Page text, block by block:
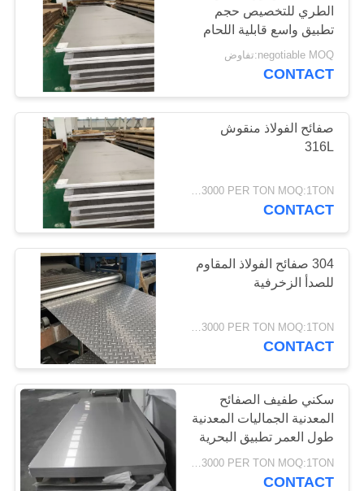
جولة
في
المصنع
مراقبة
الجودة
اتصل
بنا
اطلب
خريطة
الموقع
PRIVACY
POLICY
الطري للتخصيص حجم
تطبيق واسع قابلية اللحام
المناسبة
negotiable MOQ:تفاوض
CONTACT
صفائح الفولاذ منقوش
316L
USD1500-3000 PER TON MOQ:1TON
CONTACT
304 صفائح الفولاذ المقاوم
للصدأ الزخرفية
CONTACT
سكني طفيف الصفائح
المعدنية الجماليات المعدنية
طول العمر تطبيق البحرية
USD1200-3000 PER TON MOQ:1TON
CONTACT